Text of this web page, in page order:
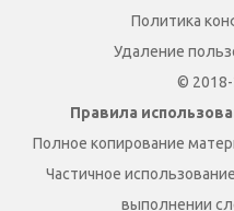
Политика
Удаление
© 2018-
Правила
Полное копирование
Частичное
выполнении